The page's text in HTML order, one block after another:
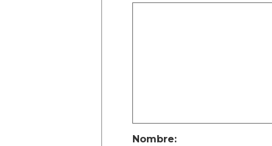
Nombre: